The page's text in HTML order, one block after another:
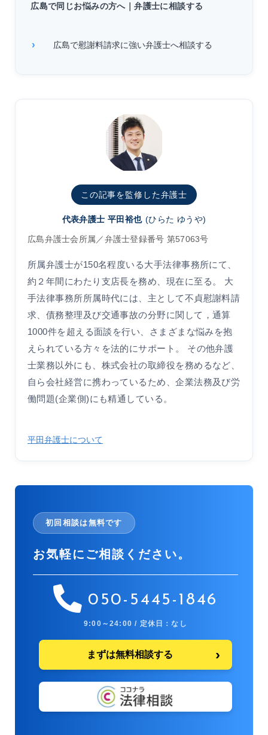
広島で同じお悩みの方へ｜弁護士に相談する
広島で慰謝料請求に強い弁護士へ相談する
この記事を監修した弁護士
代表弁護士 平田裕也 (ひらた ゆうや)
広島弁護士会所属／弁護士登録番号 第57063号
所属弁護士が150名程度いる大手法律事務所にて、
約２年間にわたり支店長を務め、現在に至る。 大
手法律事務所所属時代には、主として不貞慰謝料請
求、債務整理及び交通事故の分野に関して，通算
1000件を超える面談を行い、さまざまな悩みを抱
えられている方々を法的にサポート。 その他弁護
士業務以外にも、株式会社の取締役を務めるなど、
自ら会社経営に携わっているため、企業法務及び労
働問題(企業側)にも精通している。
平田弁護士について
初回相談は無料です
お気軽にご相談ください。
050-5445-1846
9:00～24:00 / 定休日：なし
まずは無料相談する